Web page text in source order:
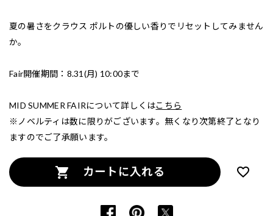
夏の暑さをクラウス ポルトの優しい香りでリセットしてみません
か。
Fair開催期間：8.31(月) 10:00まで
MID SUMMER FAIRについて詳しくはこちら
※ノベルティは数に限りがございます。無くなり次第終了となり
ますのでご了承願います。
カートに入れる